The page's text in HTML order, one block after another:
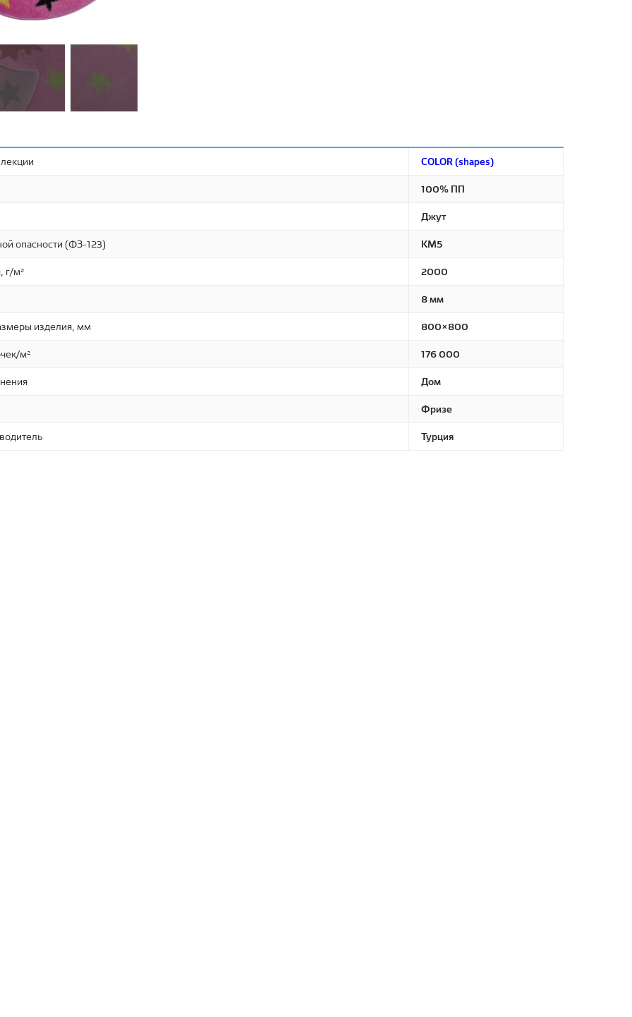
COLOR (shapes)
100% ПП
Джут
опасности (ФЗ-123) КМ5
г/м² 2000
8 мм
изделия, мм 800×800
м² 176 000
Дом
Фризе
Турция